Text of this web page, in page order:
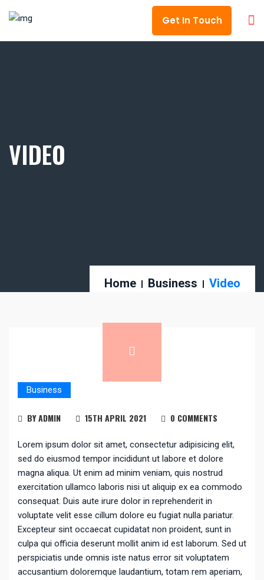
Get In Touch
VIDEO
Home Business Video
Business
BY ADMIN 15TH APRIL 2021 0 COMMENTS
Lorem ipsum dolor sit amet, consectetur adipisicing elit,
sed do eiusmod tempor incididunt ut labore et dolore
magna aliqua. Ut enim ad minim veniam, quis nostrud
exercitation ullamco laboris nisi ut aliquip ex ea commodo
consequat. Duis aute irure dolor in reprehenderit in
voluptate velit esse cillum dolore eu fugiat nulla pariatur.
Excepteur sint occaecat cupidatat non proident, sunt in
culpa qui officia deserunt mollit anim id est laborum. Sed ut
perspiciatis unde omnis iste natus error sit voluptatem
accusantium doloremque laudantium, totam rem aperiam,